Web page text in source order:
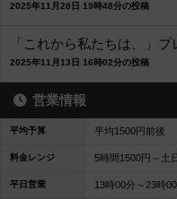
2025年11月28日 19時48分の投稿
「これから私たちは、」プ
2025年11月13日 16時02分の投稿
営業情報
平均予算 平均1500円前後
料金レンジ 5時間1500円～土
平日営業 13時00分～23時